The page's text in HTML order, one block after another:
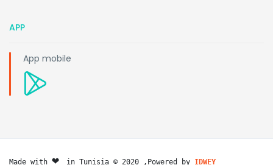
APP
App mobile
Made with ❤️ in Tunisia © 2020 ,Powered by IDWEY